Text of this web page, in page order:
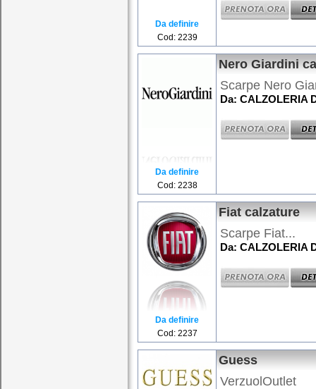
Da definire
Cod: 2239
Da definire
Cod: 2238
Nero Giardini
Scarpe Nero
Da: CALZOLERIA
Da definire
Cod: 2237
Fiat calzature
Scarpe Fiat...
Da: CALZOLERIA
Guess
VerzuolOutlet